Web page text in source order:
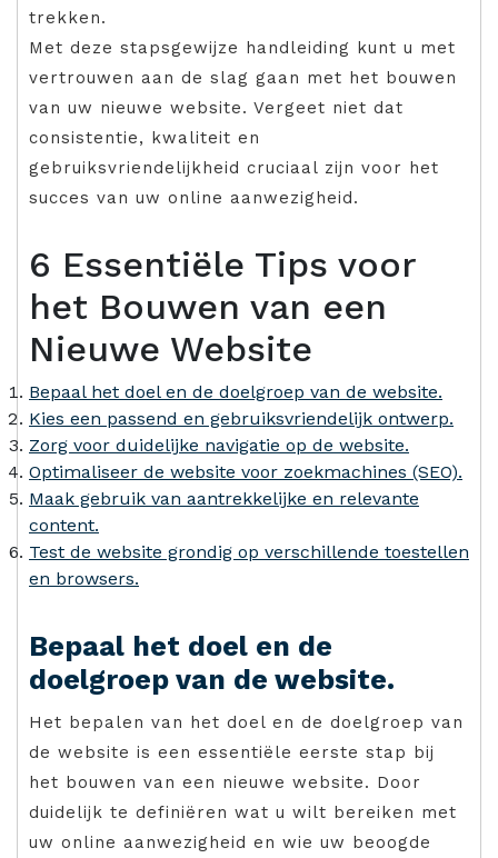
trekken.
Met deze stapsgewijze handleiding kunt u met
vertrouwen aan de slag gaan met het bouwen
van uw nieuwe website. Vergeet niet dat
consistentie, kwaliteit en
gebruiksvriendelijkheid cruciaal zijn voor het
succes van uw online aanwezigheid.
6 Essentiële Tips voor
het Bouwen van een
Nieuwe Website
Bepaal het doel en de doelgroep van de website.
Kies een passend en gebruiksvriendelijk ontwerp.
Zorg voor duidelijke navigatie op de website.
Optimaliseer de website voor zoekmachines (SEO).
Maak gebruik van aantrekkelijke en relevante
content.
Test de website grondig op verschillende toestellen
en browsers.
Bepaal het doel en de
doelgroep van de website.
Het bepalen van het doel en de doelgroep van
de website is een essentiële eerste stap bij
het bouwen van een nieuwe website. Door
duidelijk te definiëren wat u wilt bereiken met
uw online aanwezigheid en wie uw beoogde